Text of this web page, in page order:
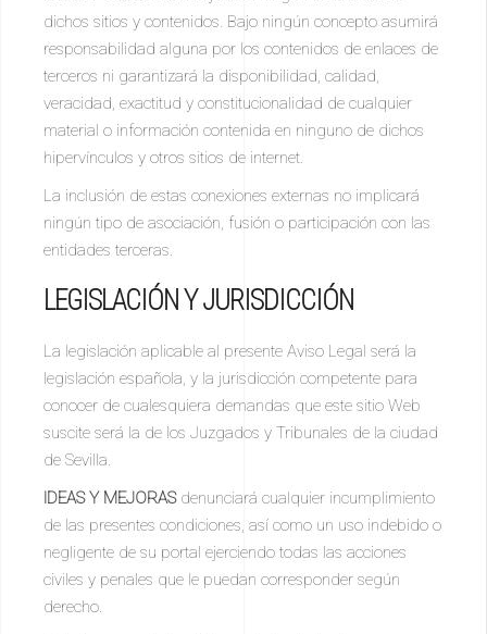
dichos sitios y contenidos. Bajo ningún concepto asumirá
responsabilidad alguna por los contenidos de enlaces de
terceros ni garantizará la disponibilidad, calidad,
veracidad, exactitud y constitucionalidad de cualquier
material o información contenida en ninguno de dichos
hipervínculos y otros sitios de internet.
La inclusión de estas conexiones externas no implicará
ningún tipo de asociación, fusión o participación con las
entidades terceras.
LEGISLACIÓN Y JURISDICCIÓN
La legislación aplicable al presente Aviso Legal será la
legislación española, y la jurisdicción competente para
conocer de cualesquiera demandas que este sitio Web
suscite será la de los Juzgados y Tribunales de la ciudad
de Sevilla.
IDEAS Y MEJORASdenunciará cualquier incumplimiento
de las presentes condiciones, así como un uso indebido o
negligente de su portal ejerciendo todas las acciones
civiles y penales que le puedan corresponder según
derecho.